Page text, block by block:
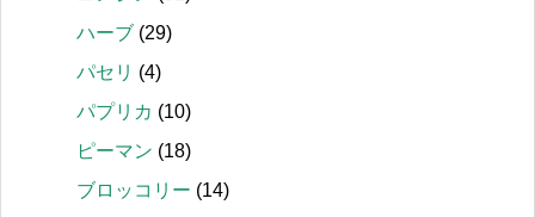
ハーブ (29)
パセリ (4)
パプリカ (10)
ピーマン (18)
ブロッコリー (14)